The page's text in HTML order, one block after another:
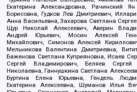
Екатерина Александровна, Рачинский
Борисовна, Гудков Лев Дмитриевич,
Анна Васильевна, Захарова Светлана
Щур Николай Алексеевич, Аверин
Андрей Юрьевич, Мосин Алексей
Михайлович, Симонов Алексей
Мельникова Валентина Дмитриевна,
Баженова Светлана Куприяновна, Исаев
Сергей Владимирович, Беляев Сергей
Николаевна, Ганнушкина Светлана
Буртина Елена Юрьевна, Гендель
Екатерина Алексеевна, Шуманов Илья